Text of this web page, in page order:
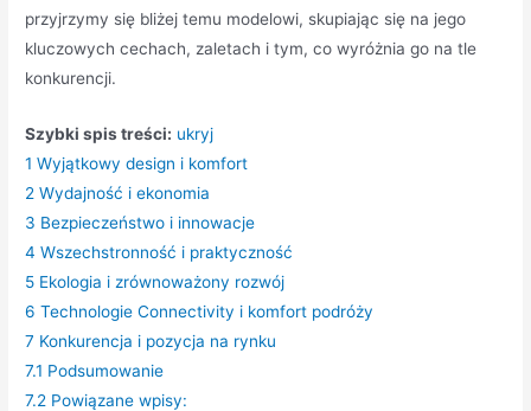
przyjrzymy się bliżej temu modelowi, skupiając się na jego
kluczowych cechach, zaletach i tym, co wyróżnia go na tle
konkurencji.
Szybki spis treści: ukryj
1 Wyjątkowy design i komfort
2 Wydajność i ekonomia
3 Bezpieczeństwo i innowacje
4 Wszechstronność i praktyczność
5 Ekologia i zrównoważony rozwój
6 Technologie Connectivity i komfort podróży
7 Konkurencja i pozycja na rynku
7.1 Podsumowanie
7.2 Powiązane wpisy: